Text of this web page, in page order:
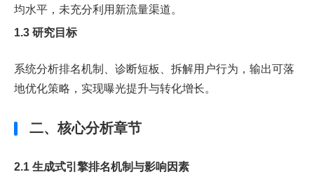
均水平，未充分利用新流量渠道。
1.3 研究目标
系统分析排名机制、诊断短板、拆解用户行为，输出可落
地优化策略，实现曝光提升与转化增长。
二、核心分析章节
2.1 生成式引擎排名机制与影响因素